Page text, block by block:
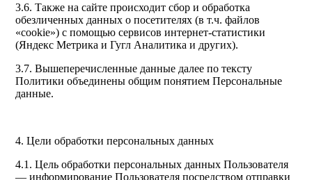
3.6. Также на сайте происходит сбор и обработка
обезличенных данных о посетителях (в т.ч. файлов
«cookie») с помощью сервисов интернет-статистики
(Яндекс Метрика и Гугл Аналитика и других).
3.7. Вышеперечисленные данные далее по тексту
Политики объединены общим понятием Персональные
данные.
4. Цели обработки персональных данных
4.1. Цель обработки персональных данных Пользователя
— информирование Пользователя посредством отправки